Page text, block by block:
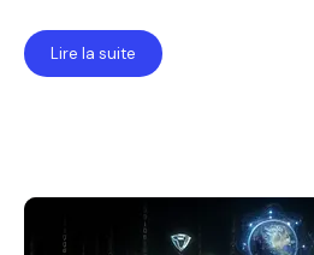
Lire la suite